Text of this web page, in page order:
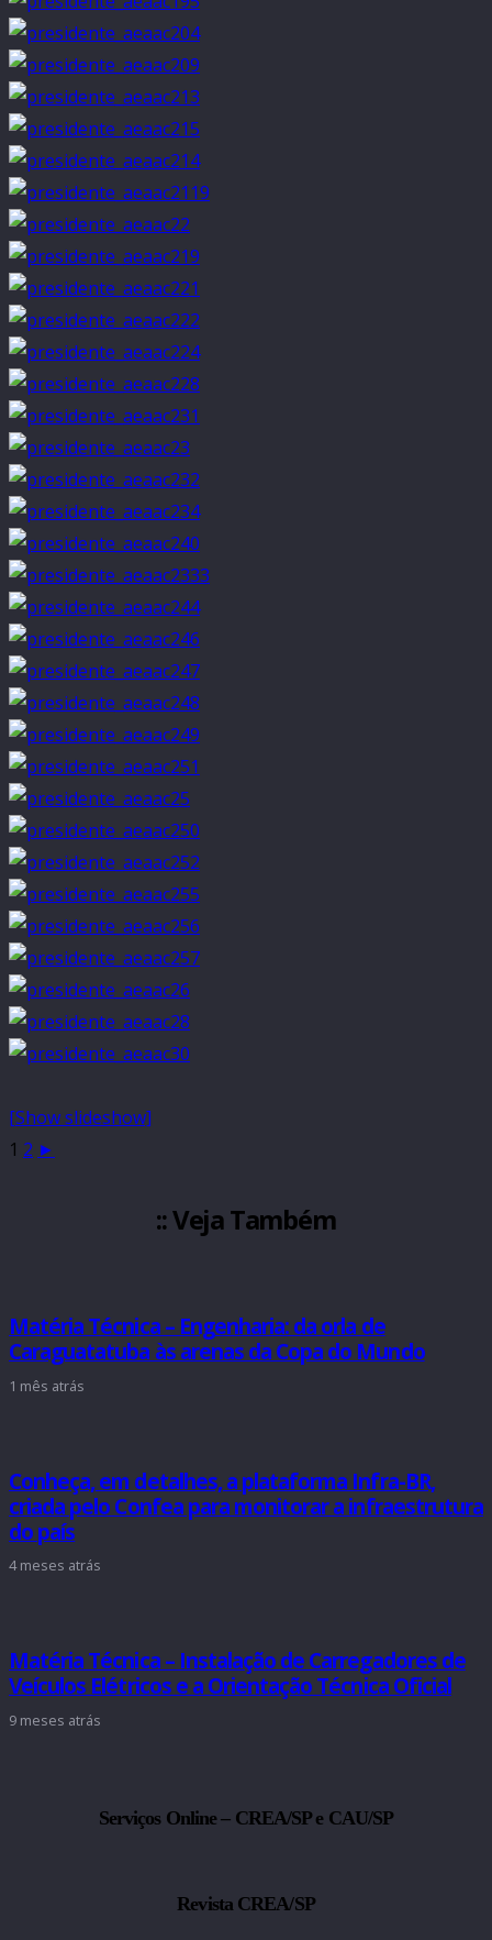
[Show slideshow]
1 2 ►
:: Veja Também
Matéria Técnica – Engenharia: da orla de
Caraguatatuba às arenas da Copa do Mundo
1 mês atrás
Conheça, em detalhes, a plataforma Infra-BR,
criada pelo Confea para monitorar a infraestrutura
do país
4 meses atrás
Matéria Técnica – Instalação de Carregadores de
Veículos Elétricos e a Orientação Técnica Oficial
9 meses atrás
Serviços Online – CREA/SP e CAU/SP
Revista CREA/SP